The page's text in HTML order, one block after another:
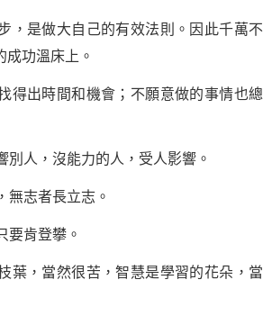
，是做大自己的有效法則。因此千萬不
成功溫床上。
得出時間和機會；不願意做的事情也總
別人，沒能力的人，受人影響。
無志者長立志。
要肯登攀。
葉，當然很苦，智慧是學習的花朵，當